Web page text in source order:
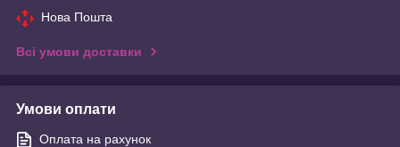
Нова Пошта
Всі умови доставки
Умови оплати
Оплата на рахунок